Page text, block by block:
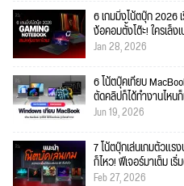
6 เกมมิ่งโน้ตบุ๊ก 2026
ง้อคอมตั้งโต๊ะ! ใครเล็
Jan 28, 2026
6 โน้ตบุ๊คเทียบ
ตัดคลิปก็ได้ทำงานไหน
Jun 19, 2026
7 โน้ตบุ๊กเล่นเกมตัวแร
ก็ไหว! ฟีเจอร์มาเต็ม เ
Feb 27, 2026